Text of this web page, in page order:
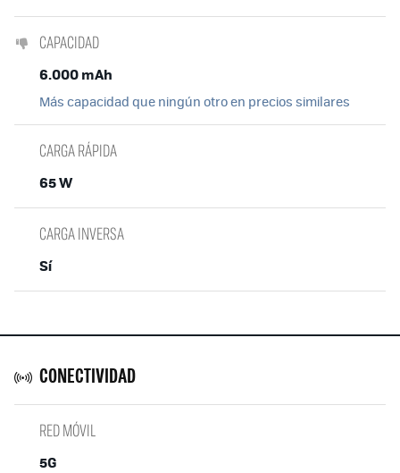
CAPACIDAD
6.000 mAh
Más capacidad que ningún otro en precios similares
CARGA RÁPIDA
65 W
CARGA INVERSA
Sí
CONECTIVIDAD
RED MÓVIL
5G